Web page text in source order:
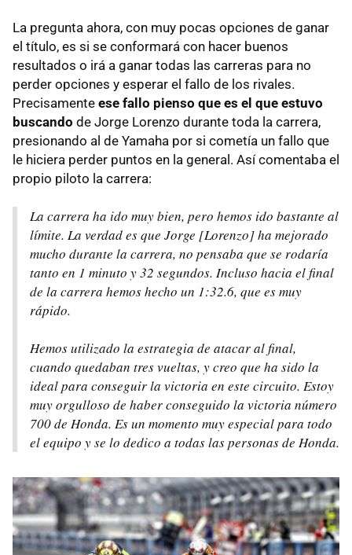
La pregunta ahora, con muy pocas opciones de ganar
el título, es si se conformará con hacer buenos
resultados o irá a ganar todas las carreras para no
perder opciones y esperar el fallo de los rivales.
Precisamente ese fallo pienso que es el que estuvo
buscando de Jorge Lorenzo durante toda la carrera,
presionando al de Yamaha por si cometía un fallo que
le hiciera perder puntos en la general. Así comentaba el
propio piloto la carrera:
La carrera ha ido muy bien, pero hemos ido bastante al
límite. La verdad es que Jorge [Lorenzo] ha mejorado
mucho durante la carrera, no pensaba que se rodaría
tanto en 1 minuto y 32 segundos. Incluso hacia el final
de la carrera hemos hecho un 1:32.6, que es muy
rápido.
Hemos utilizado la estrategia de atacar al final,
cuando quedaban tres vueltas, y creo que ha sido la
ideal para conseguir la victoria en este circuito. Estoy
muy orgulloso de haber conseguido la victoria número
700 de Honda. Es un momento muy especial para todo
el equipo y se lo dedico a todas las personas de Honda.